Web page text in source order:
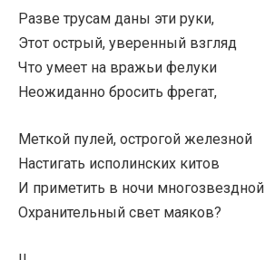
Разве трусам даны эти руки,
Этот острый, уверенный взгляд
Что умеет на вражьи фелуки
Неожиданно бросить фрегат,
Меткой пулей, острогой железной
Настигать исполинских китов
И приметить в ночи многозвездной
Охранительный свет маяков?